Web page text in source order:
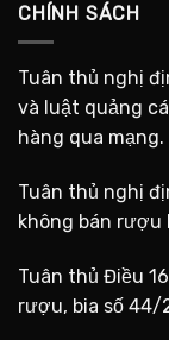
CHÍNH SÁCH
Tuân thủ nghị
và luật quảng
hàng qua mạng.
Tuân thủ nghị
không bán rượu
Tuân thủ Điều
rượu, bia số 44/